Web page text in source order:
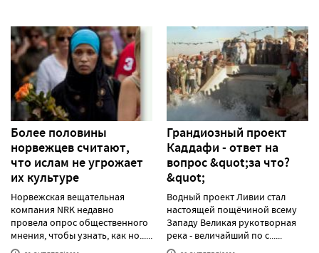
Более половины
норвежцев считают,
что ислам не угрожает
их культуре
Норвежская вещательная
компания NRK недавно
провела опрос общественного
мнения, чтобы узнать, как но......
Грандиозный проект
Каддафи - ответ на
вопрос &quot;за что?
&quot;
Водный проект Ливии стал
настоящей пощёчиной всему
Западу Великая рукотворная
река - величайший по с......